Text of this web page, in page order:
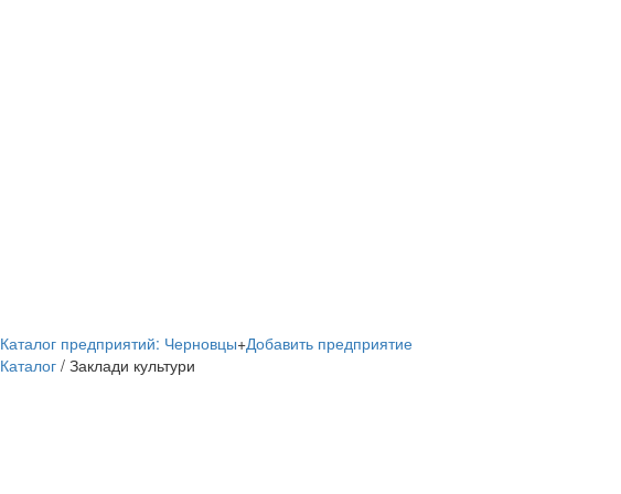
Каталог предприятий: Черновцы+Добавить предприятие
Каталог / Заклади культури